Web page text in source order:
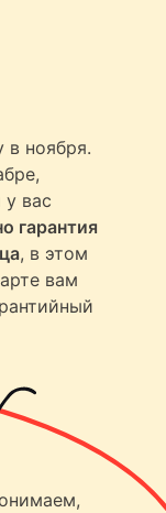
в ноября.
у вас
гарантия
, в этом
вам